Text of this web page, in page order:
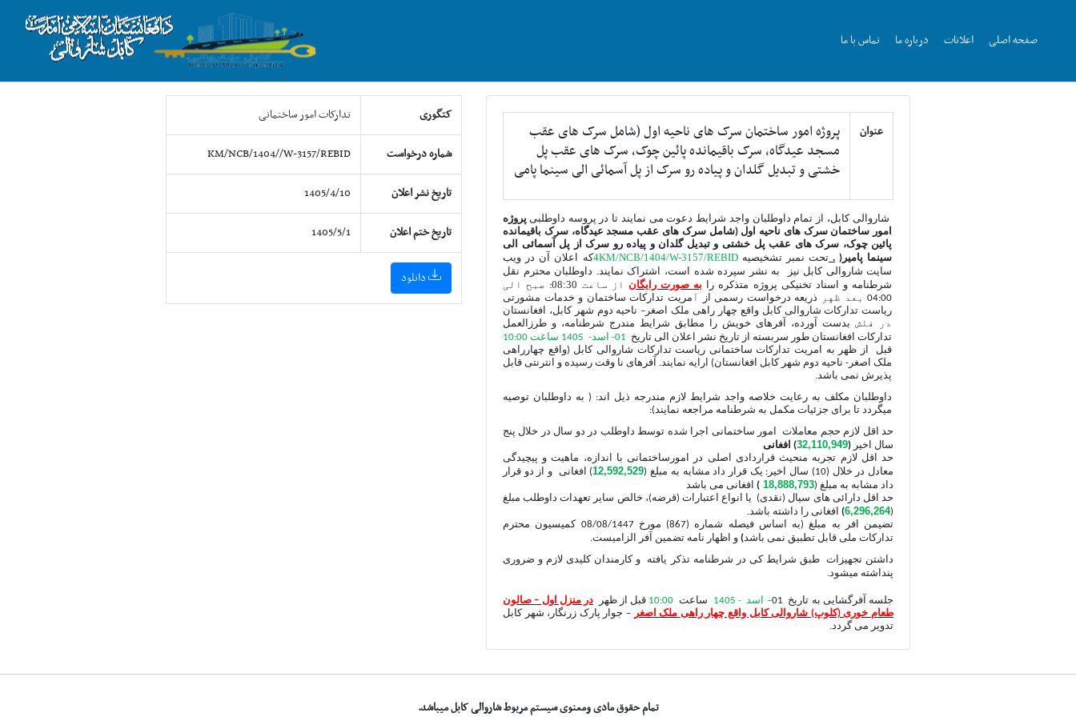
صفحه اصلی اعلانات درباره ما تماس با ما
عنوان
پروژه امور ساختمان سرک های ناحیه اول (شامل سرک های عقب
مسجد عیدگاه، سرک باقیمانده پائین چوک، سرک های عقب پل
خشتی و تبدیل گلدان و پیاده رو سرک از پل آسمائی الی سینما پامی
شاروالی کابل، از تمام داوطلبان واجد شرایط دعوت می نمایند تا در پروسه داوطلبی پروژه
امور ساختمان سرک های ناحیه اول (شامل سرک های عقب مسجد عیدگاه، سرک باقیمانده
پائین چوک، سرک های عقب پل خشتی و تبدیل گلدان و پیاده رو سرک از پل آسمائی الی
سینما پامیر (
. تحت نمبر تشخیصیهKM/NCB/1404/W-3157/REBID
4که اعلان آن در ویب
سایت شاروالی کابل نیز
به نشر سپرده شده است، اشتراک نمایند. داوطلبان محترم نقل
شرطنامه و اسناد تخنیکی پروژه متذکره را به صورت رایگان از ساعت 08:30
: صبح الی
04:00بعد ظهر ذریعه درخواست رسمی از آ مریتتدارکات ساختمان و خدمات مشورتی
ریاست تدارکات شاروالی کابل واقع چهار راهی ملک اصغر– ناحیه دوم شهر کابل، افغانستان
در فلش بدست آورده، آفرهای خویش را مطابق شرایط مندرج شرطنامه، و طرزالعمل
تدارکات افغانستان طور سربسته از تاریخ نشر اعلان الی تاریخ
قبل از ظهر به امریت تدارکات ساختمانی ریاست تدارکات شاروالی کابل (واقع چهارراهی
ملک اصغر- ناحیه دوم شهر کابل افغانستان) ارایه نمایند. آفرهای نا وقت رسیده و انترنتی قابل
پذیرش نمی باشد.
داوطلبان مکلف به رعایت خلاصه واجد شرایط لازم مندرجه ذیل اند: ( به داوطلبان توصیه
میگردد تا برای جزئیات مکمل به شرطنامه مراجعه نمایند):
حد اقل لازم حجم معاملات امور ساختمانی اجرا شده توسط داوطلب در
دو سال در خلال پنج
سال اخیر (
32,110,949) افغانی
حد اقل لازم تجربه منحیث قراردادی اصلی در امورساختمانی با اندازه، ماهیت و پیچیدگی
معادل در خلال (10) سال اخیر: یک قرار داد مشابه به مبلغ (
12,592,529
)
افغانی و از دو قرار
داد مشابه به مبلغ (18,888,793
) افغانی می باشد
حد اقل دارائی های سیال (نقدی) یا انواع اعتبارات (قرضه)، خالص سایر تعهدات داوطلب مبلغ
(
6,296,264
) افغانی را داشته باشد.
تضیمن افر به مبلغ (به اساس فیصله شماره (867) مورخ 08/08/1447 کمیسیون محترم
تدارکات ملی قابل تطبیق نمی باشد) و اظهار نامه تضمین آفر الزامیست.
داشتن تجهیزات طبق شرایط کی در شرطنامه تذکر یافته و کارمندان کلیدی لازم و ضروری
پنداشته میشود.
جلسه آفرگشایی به تاریخ – اسد - 1405 ساعت 10:00 قبل از ظهر در منزل اول – صالون
طعام خوری (کلوپ) شاروالی کابل واقع چهار راهی ملک اصغر
– جوار پارک زرنگار، شهر کابل
تدویر می گردد.
کتگوری تدارکات امور ساختمانی
شماره درخواست KM/NCB/1404//W-3157/REBID
تاریخ نشر اعلان 1405/4/10
تاریخ ختم اعلان 1405/5/1
تمام حقوق مادی ومعنوی سیستم مربوط شاروالی کابل میباشد.